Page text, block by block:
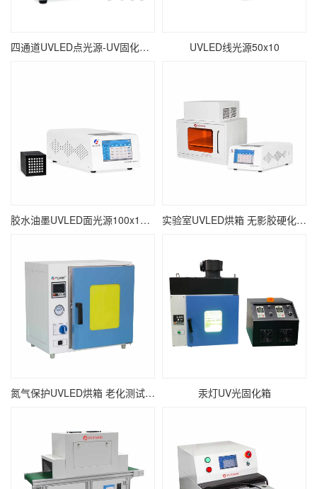
四通道UVLED点光源-UV固化点照射-∅16mm UVLED线光源50x10
胶水油墨UVLED面光源100x100 瞬间固化面光源UV固化机 实验室UVLED烘箱 无影胶硬化紫外线UV烘干设备
氮气保护UVLED烘箱 老化测试紫外线UV固化箱 汞灯UV光固化箱